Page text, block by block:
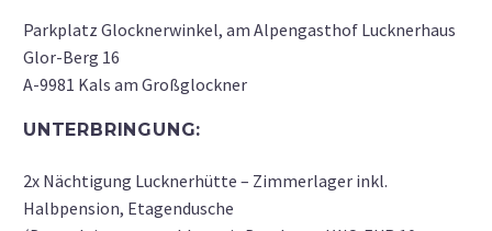
Parkplatz Glocknerwinkel, am Alpengasthof Lucknerhaus
Glor-Berg 16
A-9981 Kals am Großglockner
UNTERBRINGUNG:
2x Nächtigung Lucknerhütte – Zimmerlager inkl.
Halbpension, Etagendusche